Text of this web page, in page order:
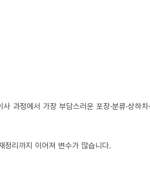
과정에서 가장 부담스러운 포장·분류·상하
정리까지 이어져 변수가 많습니다.